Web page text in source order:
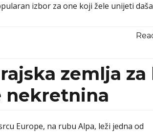
izbor za one koji žele unijeti
zemlja
nekretnina
Europe, na rubu Alpa, leži jedna od